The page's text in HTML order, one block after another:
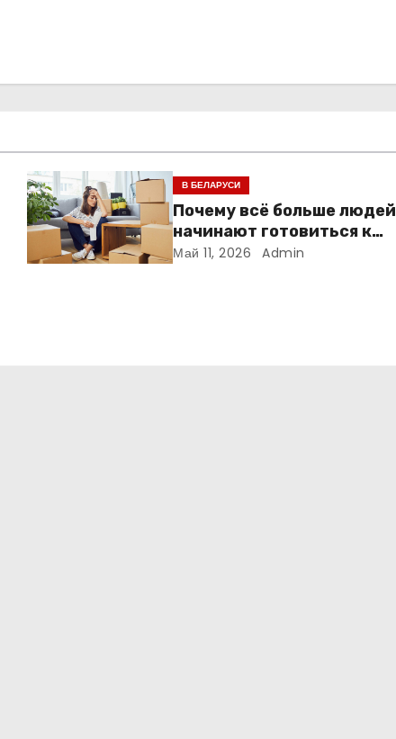
В БЕЛАРУСИ
Почему всё больше людей
начинают готовиться к
переезду заранее
Май 11, 2026 Admin